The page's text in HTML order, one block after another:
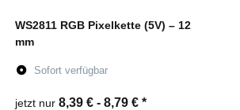
WS2811 RGB Pixelkette (5V) – 12
mm
Sofort verfügbar
jetzt nur 8,39 € - 8,79 € *